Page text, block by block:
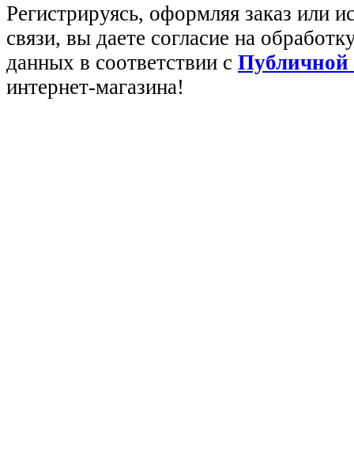
Регистрируясь, оформляя заказ или
связи, вы даете согласие на
данных в соответствии с Публичной
интернет-магазина!